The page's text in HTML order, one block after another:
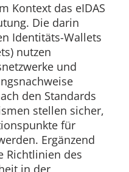
Kontext das eIDAS
Die darin
Identitäts-Wallets
nutzen
und
den Standards
stellen sicher,
für
Ergänzend
Richtlinien des
in der